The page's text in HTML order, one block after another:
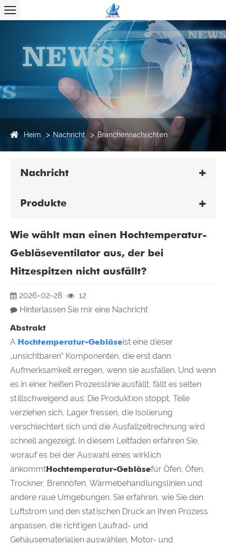
Heim Nachricht Branchennachrichten
Nachricht
Produkte
Wie wählt man einen Hochtemperatur-
Gebläseventilator aus, der bei
Hitzespitzen nicht ausfällt?
2026-02-28
12
Hinterlassen Sie mir eine Nachricht
Abstrakt
A Hochtemperatur-Gebläseist eine dieser
„unsichtbaren“ Komponenten, die erst dann
Aufmerksamkeit erregen, wenn sie ausfallen. Und wenn
es in einer heißen Prozesslinie ausfällt, fällt es selten
stillschweigend aus: Die Produktion stoppt, Teile
verziehen sich, Lager fressen, die Isolierung
verschlechtert sich und die Ausfallzeitrechnung wird
schnell angezeigt. In diesem Leitfaden erfahren Sie,
worauf es bei der Auswahl eines wirklich
ankommtHochtemperatur-Gebläsefür Öfen, Öfen,
Trockner, Brennöfen, Wärmebehandlungslinien und
andere raue Umgebungen. Sie erfahren, wie Sie den
Luftstrom und den statischen Druck an Ihren Prozess
anpassen, die richtigen Laufrad- und
Gehäusematerialien auswählen, Motor- und